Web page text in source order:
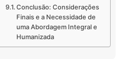
Conclusão: Considerações
Finais e a Necessidade de
uma Abordagem Integral e
Humanizada